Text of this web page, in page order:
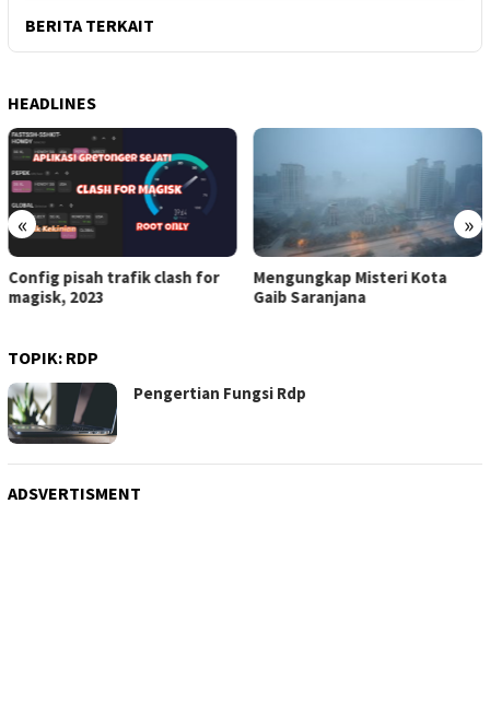
BERITA TERKAIT
HEADLINES
« »
Config pisah trafik clash for
magisk, 2023
Mengungkap Misteri Kota
Gaib Saranjana
TOPIK: RDP
Pengertian Fungsi Rdp
ADSVERTISMENT